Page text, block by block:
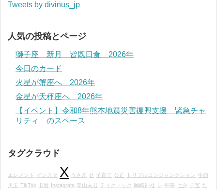
Tweets by divinus_jp
人気の投稿とページ
獅子座 新月 皆既日食 2026年
今日のカード
火星が蟹座へ 2026年
金星が天秤座へ 2026年
【イベント】令和8年熊本地震災害復興支援 緊急チャ
リティ のスペース
タグクラウド
エレメント インスタ X うさぎ せ 子育て 公正 トリプルコンジャンクション 牛頭
天王
TikTok 旧暦 Instagram 泰山夫君 ティクトック 岡崎神社 シ 平等 七夕 子宝 た